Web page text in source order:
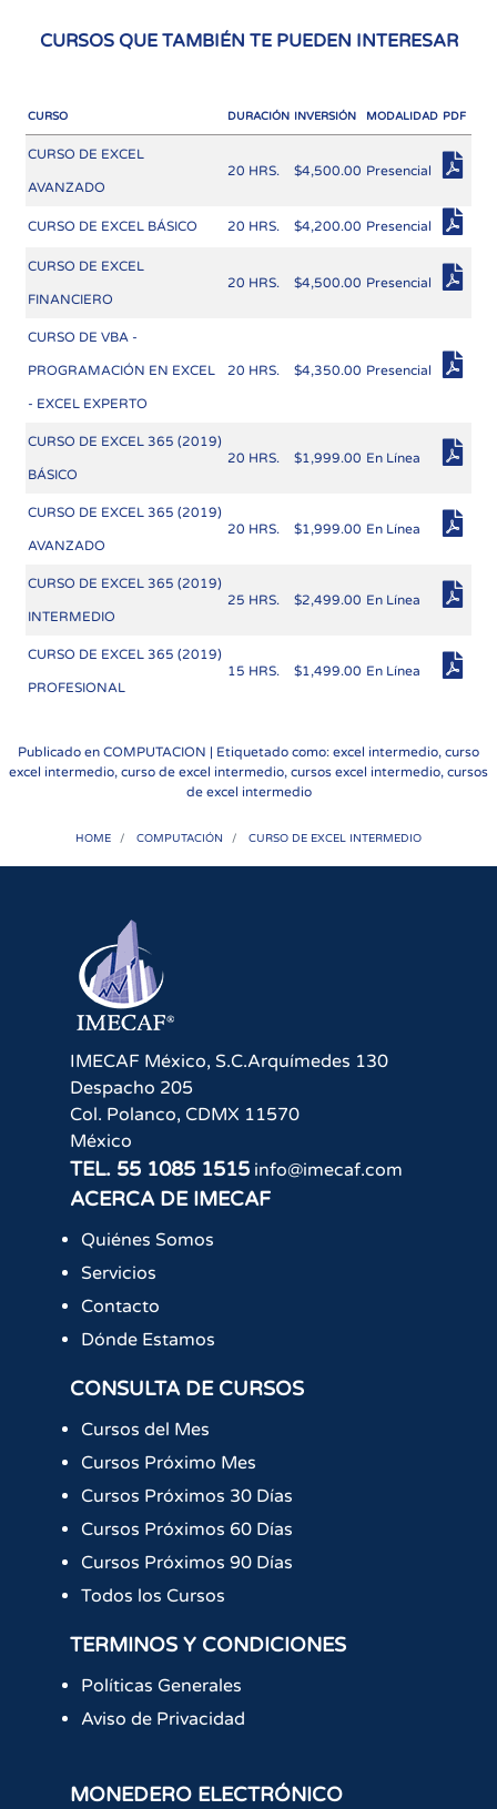
CURSOS QUE TAMBIÉN TE PUEDEN INTERESAR
CURSO DURACIÓN INVERSIÓN MODALIDAD PDF
CURSO DE EXCEL
AVANZADO
20 HRS. $4,500.00 Presencial
CURSO DE EXCEL BÁSICO 20 HRS. $4,200.00 Presencial
CURSO DE EXCEL
FINANCIERO
20 HRS. $4,500.00 Presencial
CURSO DE VBA -
PROGRAMACIÓN EN EXCEL
- EXCEL EXPERTO
20 HRS. $4,350.00 Presencial
CURSO DE EXCEL 365 (2019)
BÁSICO
20 HRS. $1,999.00 En Línea
CURSO DE EXCEL 365 (2019)
AVANZADO
20 HRS. $1,999.00 En Línea
CURSO DE EXCEL 365 (2019)
INTERMEDIO
25 HRS. $2,499.00 En Línea
CURSO DE EXCEL 365 (2019)
PROFESIONAL
15 HRS. $1,499.00 En Línea
Publicado en COMPUTACION | Etiquetado como: excel intermedio, curso
excel intermedio, curso de excel intermedio, cursos excel intermedio, cursos
de excel intermedio
HOME COMPUTACIÓN CURSO DE EXCEL INTERMEDIO
IMECAF México, S.C.Arquímedes 130
Despacho 205
Col. Polanco, CDMX 11570
México
TEL. 55 1085 1515 info@imecaf.com
ACERCA DE IMECAF
Quiénes Somos
Servicios
Contacto
Dónde Estamos
CONSULTA DE CURSOS
Cursos del Mes
Cursos Próximo Mes
Cursos Próximos 30 Días
Cursos Próximos 60 Días
Cursos Próximos 90 Días
Todos los Cursos
TERMINOS Y CONDICIONES
Políticas Generales
Aviso de Privacidad
MONEDERO ELECTRÓNICO